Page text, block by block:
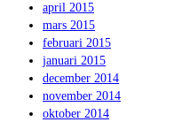
april 2015
mars 2015
februari 2015
januari 2015
december 2014
november 2014
oktober 2014